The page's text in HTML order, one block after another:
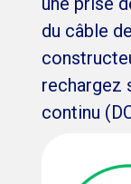
du câble
rechargez
continu